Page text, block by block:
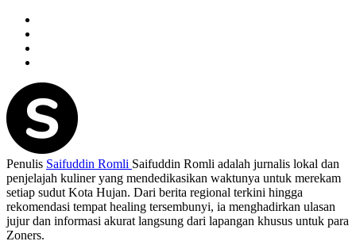
Penulis Saifuddin Romli Saifuddin Romli adalah jurnalis lokal dan
penjelajah kuliner yang mendedikasikan waktunya untuk merekam
setiap sudut Kota Hujan. Dari berita regional terkini hingga
rekomendasi tempat healing tersembunyi, ia menghadirkan ulasan
jujur dan informasi akurat langsung dari lapangan khusus untuk para
Zoners.